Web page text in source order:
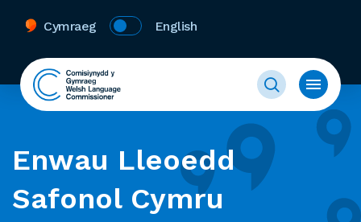
Cymraeg English
Enwau Lleoedd
Safonol Cymru